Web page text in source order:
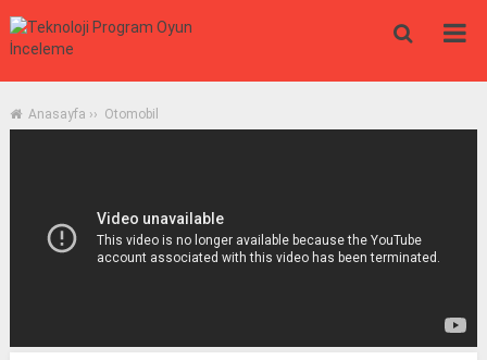
Anasayfa ›› Otomobil